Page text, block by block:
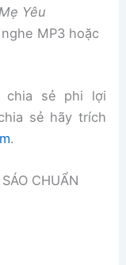
Yêu
MP3 hoặc
chia sẻ phi lợi
sẻ hãy trích
.
CHUẨN